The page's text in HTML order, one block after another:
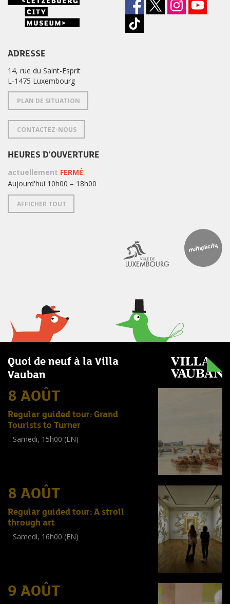
ADRESSE
14, rue du Saint-Esprit
L-1475 Luxembourg
PLAN DE SITUATION
CONTACTEZ-NOUS
HEURES D'OUVERTURE
actuellement FERMÉ
Aujourd'hui 10h00 – 18h00
AFFICHER TOUT
Quoi de neuf à la Villa
Vauban
8 AOÛT
Regular guided tour: Grand
Tourists to Turner
Samedi, 15h00 (EN)
8 AOÛT
Regular guided tour: A stroll
through art
Samedi, 16h00 (EN)
9 AOÛT